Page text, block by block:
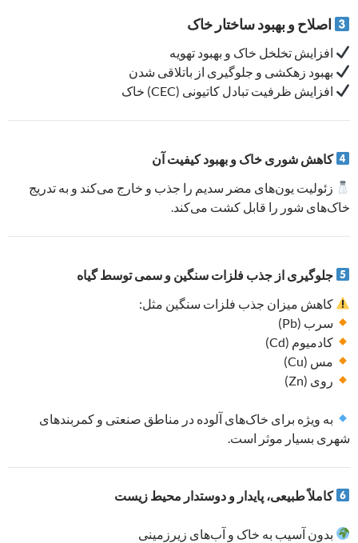
اصلاح و بهبود ساختار خاک
افزایش تخلخل خاک و بهبود تهویه
بهبود زهکشی و جلوگیری از باتلاقی شدن
افزایش ظرفیت تبادل کاتیونی (CEC) خاک
کاهش شوری خاک و بهبود کیفیت آن
زئولیت یون‌های مضر سدیم را جذب و خارج می‌کند و به تدریج
خاک‌های شور را قابل کشت می‌کند.
جلوگیری از جذب فلزات سنگین و سمی توسط گیاه
کاهش میزان جذب فلزات سنگین مثل:
سرب (Pb)
کادمیوم (Cd)
مس (Cu)
روی (Zn)
به ویژه برای خاک‌های آلوده در مناطق صنعتی و کمربندهای
شهری بسیار موثر است.
کاملاً طبیعی، پایدار و دوستدار محیط زیست
بدون آسیب به خاک و آب‌های زیرزمینی